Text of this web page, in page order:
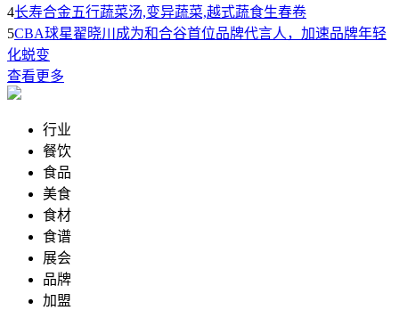
4长寿合金五行蔬菜汤,变异蔬菜,越式蔬食生春卷
5CBA球星翟晓川成为和合谷首位品牌代言人，加速品牌年轻
化蜕变
查看更多
行业
餐饮
食品
美食
食材
食谱
展会
品牌
加盟